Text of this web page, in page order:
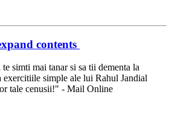
contents
simti mai tanar si sa tii dementa la
exercitiile simple ale lui Rahul Jandial
tale cenusii!" - Mail Online